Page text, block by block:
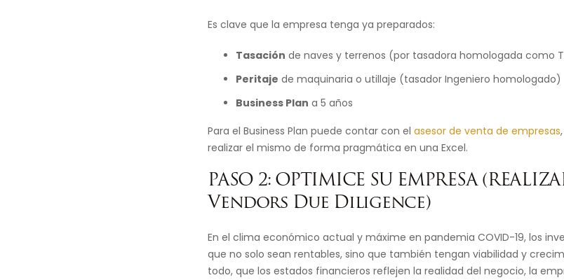
Es clave que la empresa tenga ya preparados:
Tasación de naves y terrenos (por tasadora homologada como
Peritaje de maquinaria o utillaje (tasador Ingeniero homologado)
Business Plan a 5 años
Para el Business Plan puede contar con el asesor de venta de empresas
realizar el mismo de forma pragmática en una Excel.
PASO 2: OPTIMICE SU EMPRESA
Vendors Due Diligence)
En el clima económico actual y máxime en pandemia COVID-19, los
que no solo sean rentables, sino que también tengan viabilidad y
todo, que los estados financieros reflejen la realidad del negocio, la